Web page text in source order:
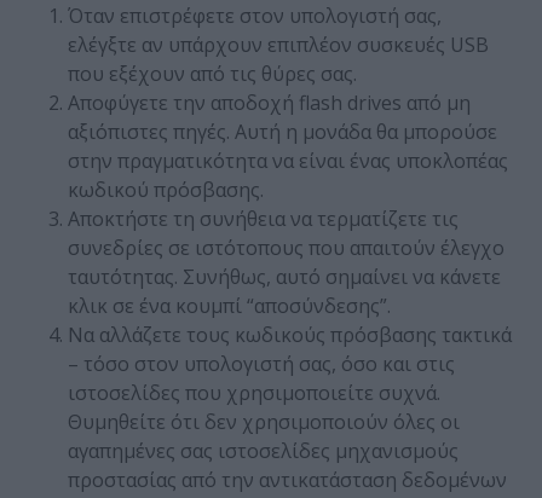
Όταν επιστρέφετε στον υπολογιστή σας,
ελέγξτε αν υπάρχουν επιπλέον συσκευές USB
που εξέχουν από τις θύρες σας.
Αποφύγετε την αποδοχή flash drives από μη
αξιόπιστες πηγές. Αυτή η μονάδα θα μπορούσε
στην πραγματικότητα να είναι ένας υποκλοπέας
κωδικού πρόσβασης.
Αποκτήστε τη συνήθεια να τερματίζετε τις
συνεδρίες σε ιστότοπους που απαιτούν έλεγχο
ταυτότητας. Συνήθως, αυτό σημαίνει να κάνετε
κλικ σε ένα κουμπί “αποσύνδεσης”.
Να αλλάζετε τους κωδικούς πρόσβασης τακτικά
– τόσο στον υπολογιστή σας, όσο και στις
ιστοσελίδες που χρησιμοποιείτε συχνά.
Θυμηθείτε ότι δεν χρησιμοποιούν όλες οι
αγαπημένες σας ιστοσελίδες μηχανισμούς
προστασίας από την αντικατάσταση δεδομένων